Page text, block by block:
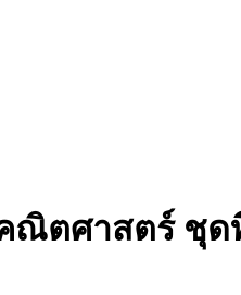
ณิตศาสตร์ ชุด